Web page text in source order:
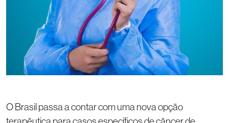
O Brasil passa a contar com uma nova opção